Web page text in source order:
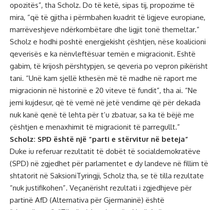
opozitës”, tha Scholz. Do të ketë, sipas tij, propozime të
mira, “që të gjitha i përmbahen kuadrit të ligjeve europiane,
marrëveshjeve ndërkombëtare dhe ligjit tonë themeltar.”
Scholz e hodhi poshtë energjekisht çështjen, nëse koalicioni
qeverisës e ka nënvleftësuar temën e migracionit. Eshtë
gabim, të krijosh përshtypjen, se qeveria po vepron pikërisht
tani. “Unë kam sjellë kthesën më të madhe në raport me
migracionin në historinë e 20 viteve të fundit”, tha ai. “Ne
jemi kujdesur, që të vemë në jetë vendime që për dekada
nuk kanë qenë të lehta për t’u zbatuar, sa ka të bëjë me
çështjen e menaxhimit të migracionit të parregullt.”
Scholz: SPD është një “parti e stërvitur në beteja”
Duke iu referuar rezultatit të dobët të socialdemokratëve
(SPD) në zgjedhet për parlamentet e dy landeve në fillim të
shtatorit në SaksioniTyringji, Scholz tha, se të tilla rezultate
“nuk justifikohen”. Veçanërisht rezultati i zgjedhjeve për
partinë AfD (Alternativa për Gjermaninë) është